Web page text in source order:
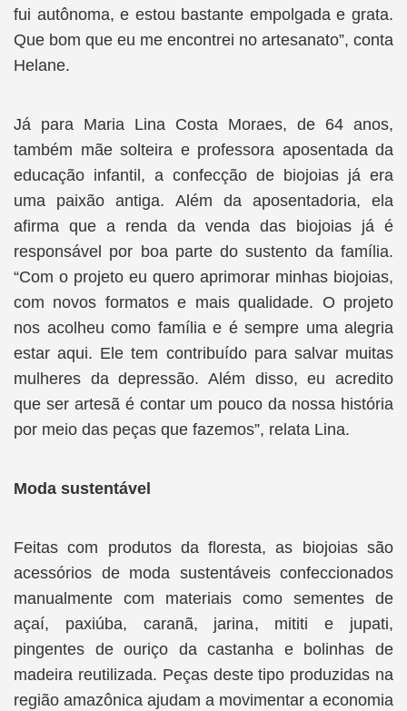
fui autônoma, e estou bastante empolgada e grata.
Que bom que eu me encontrei no artesanato”, conta
Helane.
Já para Maria Lina Costa Moraes, de 64 anos,
também mãe solteira e professora aposentada da
educação infantil, a confecção de biojoias já era
uma paixão antiga. Além da aposentadoria, ela
afirma que a renda da venda das biojoias já é
responsável por boa parte do sustento da família.
“Com o projeto eu quero aprimorar minhas biojoias,
com novos formatos e mais qualidade. O projeto
nos acolheu como família e é sempre uma alegria
estar aqui. Ele tem contribuído para salvar muitas
mulheres da depressão. Além disso, eu acredito
que ser artesã é contar um pouco da nossa história
por meio das peças que fazemos”, relata Lina.
Moda sustentável
Feitas com produtos da floresta, as biojoias são
acessórios de moda sustentáveis confeccionados
manualmente com materiais como sementes de
açaí, paxiúba, caranã, jarina, mititi e jupati,
pingentes de ouriço da castanha e bolinhas de
madeira reutilizada. Peças deste tipo produzidas na
região amazônica ajudam a movimentar a economia